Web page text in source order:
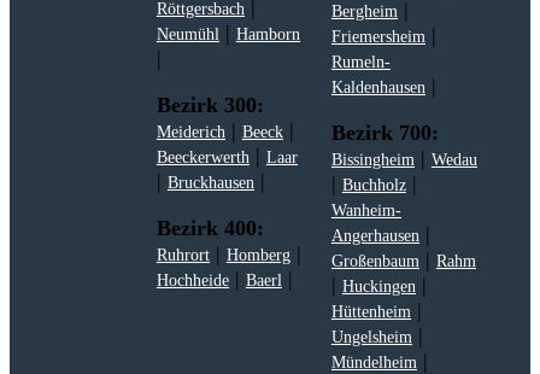
Röttgersbach |
Neumühl | Hamborn
|
Bezirk 300:
Meiderich | Beeck|
Beeckerwerth | Laar
| Bruckhausen |
Bezirk 400:
Ruhrort| Homberg|
Hochheide| Baerl |
Bergheim |
Friemersheim |
Rumeln-
Kaldenhausen |
Bezirk 700:
Bissingheim | Wedau
| Buchholz|
Wanheim-
Angerhausen |
Großenbaum | Rahm
| Huckingen |
Hüttenheim |
Ungelsheim |
Mündelheim |